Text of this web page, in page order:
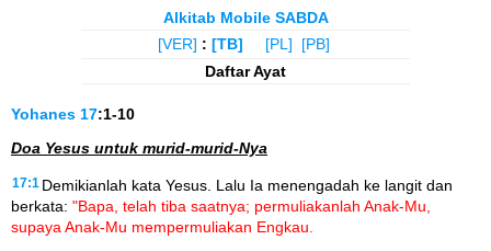
Alkitab Mobile SABDA
[VER] : [TB] [PL]
[PB]
Daftar Ayat
Yohanes 17:1-10
Doa Yesus untuk murid-murid-Nya
17:1 Demikianlah kata Yesus. Lalu Ia menengadah ke langit dan
berkata: "Bapa, telah tiba saatnya; permuliakanlah Anak-Mu,
supaya Anak-Mu mempermuliakan Engkau.